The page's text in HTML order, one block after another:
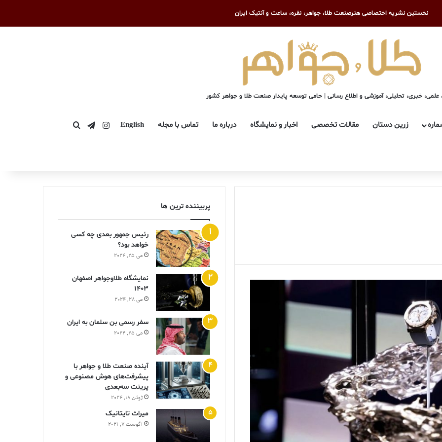
نخستین نشریه اختصاصی هنرصنعت طلا، جواهر، نقره، ساعت و آنتیک ایران
علمی، خبری، تحلیلی، آموزشی و اطلاع رسانی | حامی توسعه پایدار صنعت طلا و جواهر کشور
زرین دستان مقالات تخصصی اخبار و نمایشگاه درباره ما تماس با مجله English اینستاگرام
تلگرامجستجو برای
پربیننده ترین ها
رئیس جمهور بعدی چه کسی
خواهد بود؟
می 25, 2024
نمایشگاه طلاوجواهر اصفهان
1403
می 28, 2024
سفر رسمی بن سلمان به ایران
می 25, 2024
آینده صنعت طلا و جواهر با
پیشرفت‌های هوش مصنوعی و
پرینت سه‌بعدی
ژوئن 18, 2024
ميراث تايتانيک
آگوست 7, 2021